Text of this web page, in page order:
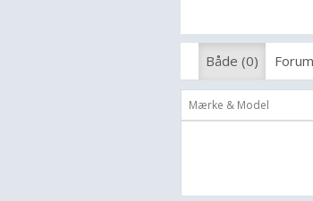
Både (0)
Mærke & Model